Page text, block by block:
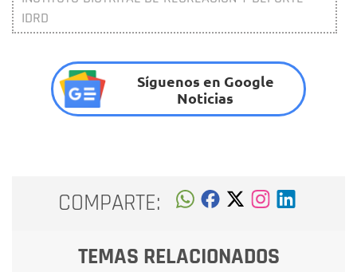
IDRD
Síguenos en Google
Noticias
COMPARTE:
TEMAS RELACIONADOS